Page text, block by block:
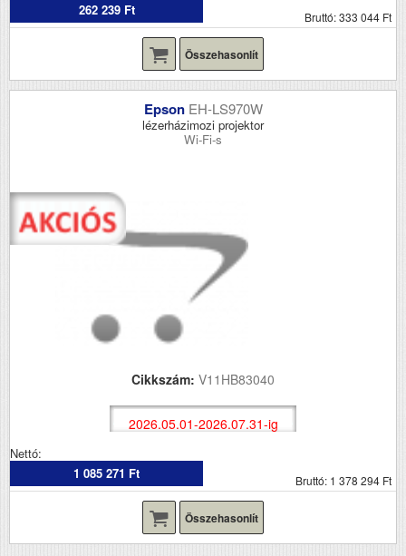
262 239 Ft
Bruttó: 333 044 Ft
Összehasonlít
Epson EH-LS970W
lézerházimozi projektor
Wi-Fi-s
Cikkszám: V11HB83040
2026.05.01-2026.07.31-ig
Nettó:
1 085 271 Ft
Bruttó: 1 378 294 Ft
Összehasonlít